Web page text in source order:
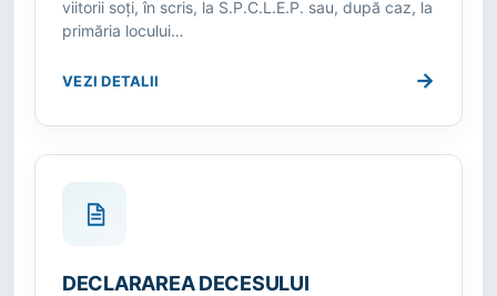
viitorii soţi, în scris, la S.P.C.L.E.P. sau, după caz, la
primăria locului…
VEZI DETALII →
DECLARAREA DECESULUI